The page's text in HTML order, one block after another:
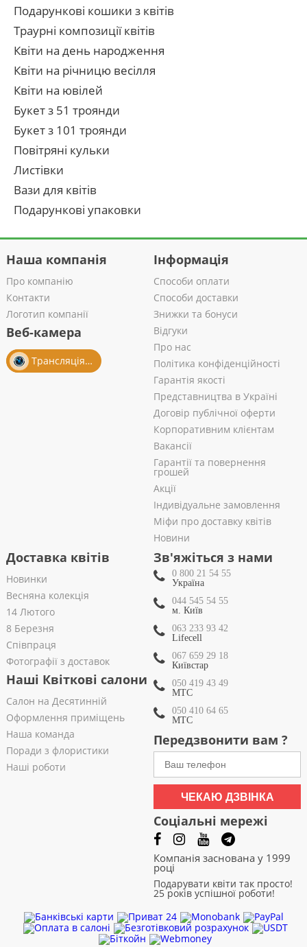
Подарункові кошики з квітів
Траурні композиції квітів
Квіти на день народження
Квіти на річницю весілля
Квіти на ювілей
Букет з 51 троянди
Букет з 101 троянди
Повітряні кульки
Листівки
Вази для квітів
Подарункові упаковки
Наша компанія
Про компанію
Контакти
Логотип компанії
Веб-камера
Трансляція із салону
Інформація
Способи оплати
Способи доставки
Знижки та бонуси
Відгуки
Про нас
Політика конфіденційності
Гарантія якості
Представництва в Україні
Договір публічної оферти
Корпоративним клієнтам
Вакансії
Гарантії та повернення
грошей
Акції
Індивідуальне замовлення
Міфи про доставку квітів
Новини
Доставка квітів
Новинки
Весняна колекція
14 Лютого
8 Березня
Співпраця
Фотографії з доставок
Наші Квіткові салони
Салон на Десятинній
Оформлення приміщень
Наша команда
Поради з флористики
Наші роботи
Зв'яжіться з нами
0 800 21 54 55
Україна
044 545 54 55
м. Київ
063 233 93 42
Lifecell
067 659 29 18
Київстар
050 419 43 49
МТС
050 410 64 65
МТС
Передзвонити вам ?
ЧЕКАЮ ДЗВІНКА
Соціальні мережі
Компанія заснована у 1999
році
Подарувати квіти так просто!
25 років успішної роботи!